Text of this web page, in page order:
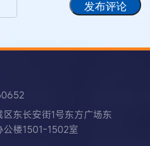
发布评论
东长安街1号东方广场东
公楼1501-1502室